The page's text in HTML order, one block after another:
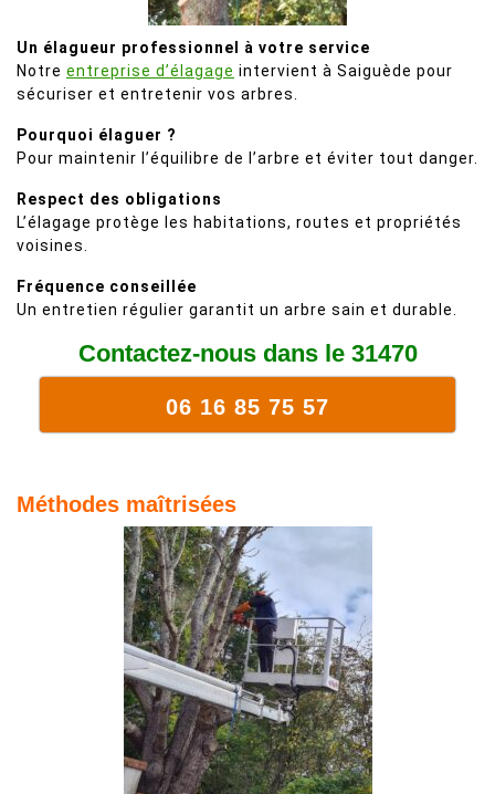
Un élagueur professionnel à votre service
Notre entreprise d’élagage intervient à Saiguède pour
sécuriser et entretenir vos arbres.
Pourquoi élaguer ?
Pour maintenir l’équilibre de l’arbre et éviter tout danger.
Respect des obligations
L’élagage protège les habitations, routes et propriétés
voisines.
Fréquence conseillée
Un entretien régulier garantit un arbre sain et durable.
Contactez-nous dans le 31470
06 16 85 75 57
Méthodes maîtrisées